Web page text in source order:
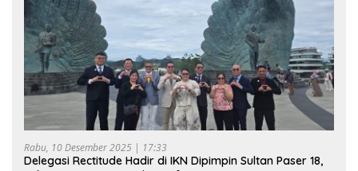
Rabu, 10 Desember 2025 | 17:33
Delegasi Rectitude Hadir di IKN Dipimpin Sultan Paser 18,